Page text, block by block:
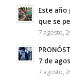
Este año
que se
7 agosto,
7 de
7 agosto,